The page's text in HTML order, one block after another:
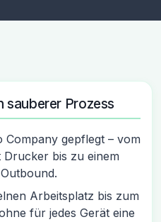
sauberer Prozess
Company gepflegt – vom
Drucker bis zu einem
Arbeitsplatz bis zum
für jedes Gerät eine